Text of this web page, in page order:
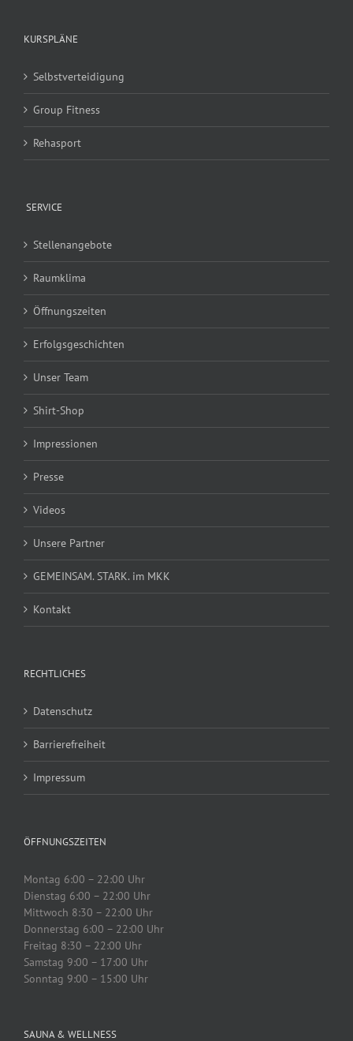
KURSPLÄNE
Selbstverteidigung
Group Fitness
Rehasport
SERVICE
Stellenangebote
Raumklima
Öffnungszeiten
Erfolgsgeschichten
Unser Team
Shirt-Shop
Impressionen
Presse
Videos
Unsere Partner
GEMEINSAM. STARK. im MKK
Kontakt
RECHTLICHES
Datenschutz
Barrierefreiheit
Impressum
ÖFFNUNGSZEITEN
Montag 6:00 – 22:00 Uhr
Dienstag 6:00 – 22:00 Uhr
Mittwoch 8:30 – 22:00 Uhr
Donnerstag 6:00 – 22:00 Uhr
Freitag 8:30 – 22:00 Uhr
Samstag 9:00 – 17:00 Uhr
Sonntag 9:00 – 15:00 Uhr
SAUNA & WELLNESS